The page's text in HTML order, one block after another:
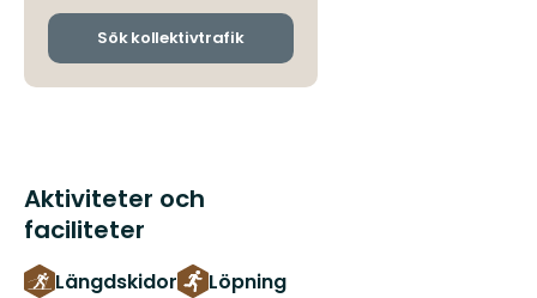
och
Sök kollektivtrafik
Aktiviteter och
faciliteter
Längdskidor
Löpning